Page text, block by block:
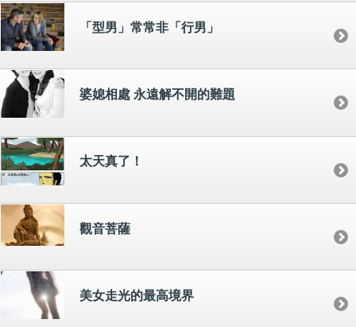
「型男」常常非「行男」
婆媳相處 永遠解不開的難題
太天真了！
觀音菩薩
美女走光的最高境界